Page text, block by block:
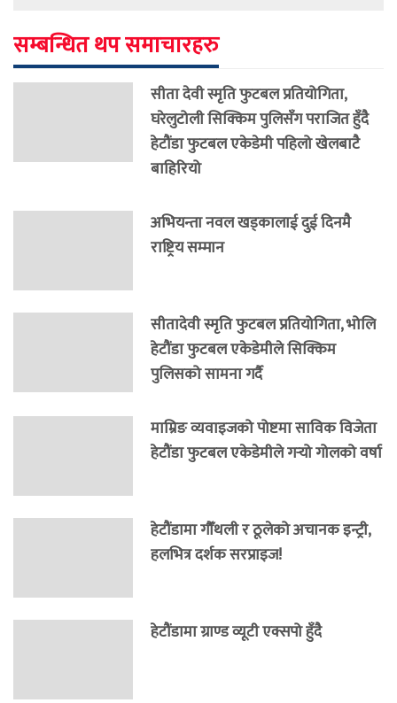
सम्बन्धित थप समाचारहरु
सीता देवी स्मृति फुटबल प्रतियोगिता,
घरेलुटोली सिक्किम पुलिसँग पराजित हुँदै
हेटौंडा फुटबल एकेडेमी पहिलो खेलबाटै
बाहिरियो
अभियन्ता नवल खड्कालाई दुई दिनमै
राष्ट्रिय सम्मान
सीतादेवी स्मृति फुटबल प्रतियोगिता, भोलि
हेटौंडा फुटबल एकेडेमीले सिक्किम
पुलिसको सामना गर्दै
माम्रिङ व्यवाइजको पोष्टमा साविक विजेता
हेटौंडा फुटबल एकेडेमीले गर्‍यो गोलको वर्षा
हेटौंडामा गौँथली र ठूलेको अचानक इन्ट्री,
हलभित्र दर्शक सरप्राइज!
हेटौंडामा ग्राण्ड व्यूटी एक्सपो हुँदै